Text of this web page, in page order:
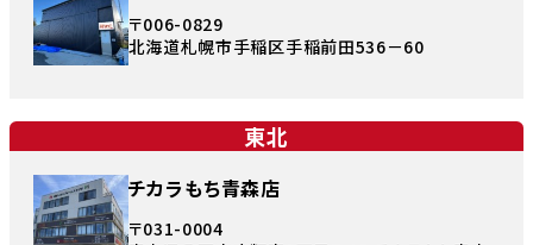
〒006-0829
北海道札幌市手稲区手稲前田536－60
東北
チカラもち青森店
〒031-0004